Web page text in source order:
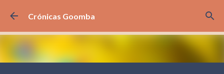
Ir al contenido principal
Crónicas Goomba